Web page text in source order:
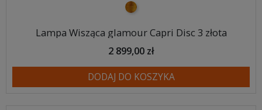
złoty
Lampa Wisząca glamour Capri Disc 3 złota
2 899,00 zł
DODAJ DO KOSZYKA